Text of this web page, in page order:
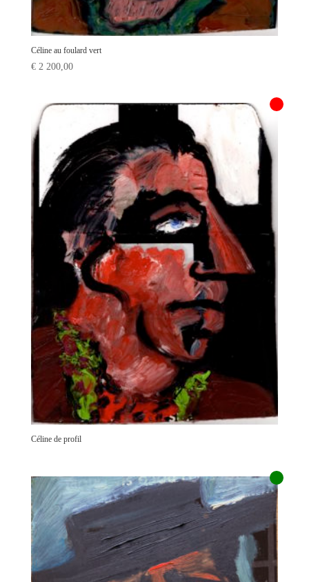
Céline au foulard vert
€2 200,00
Céline de profil